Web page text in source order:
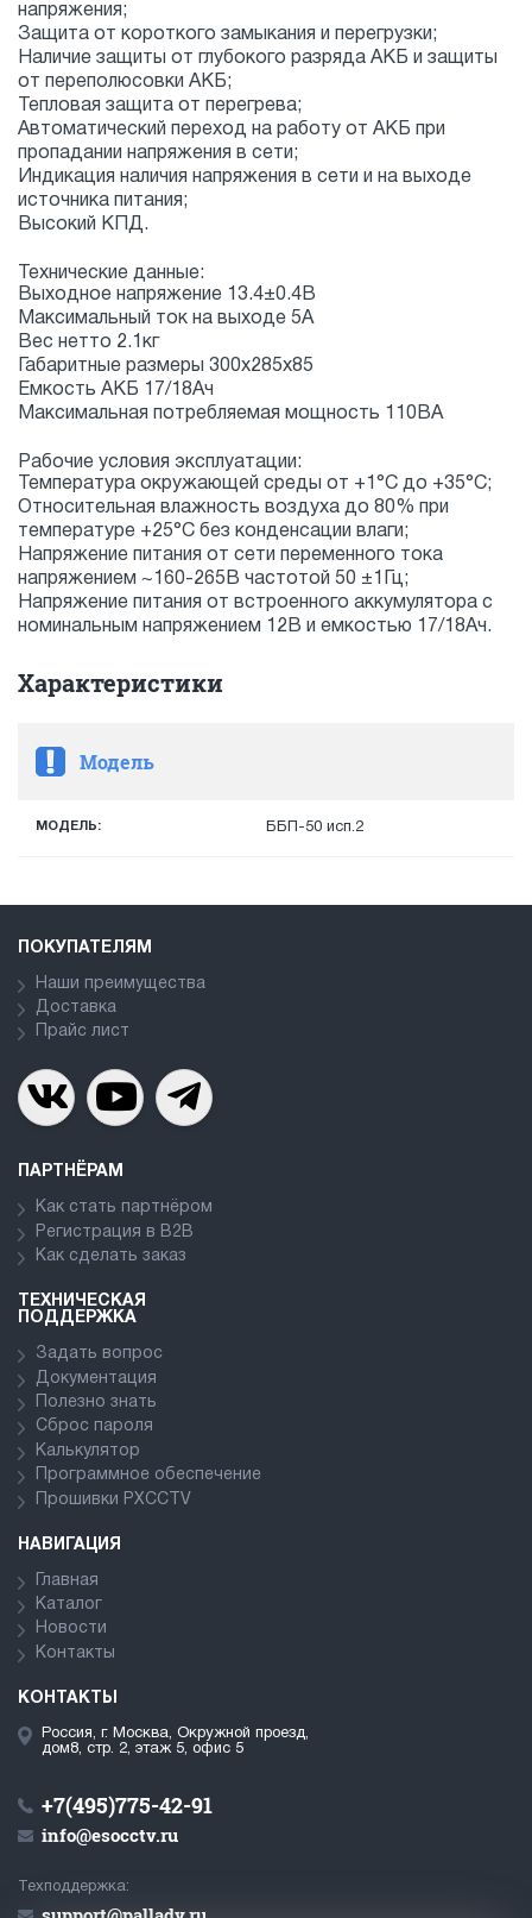
напряжения;
Защита от короткого замыкания и перегрузки;
Наличие защиты от глубокого разряда АКБ и защиты
от переполюсовки АКБ;
Тепловая защита от перегрева;
Автоматический переход на работу от АКБ при
пропадании напряжения в сети;
Индикация наличия напряжения в сети и на выходе
источника питания;
Высокий КПД.
Технические данные:
Выходное напряжение 13.4±0.4В
Максимальный ток на выходе 5А
Вес нетто 2.1кг
Габаритные размеры 300х285х85
Емкость АКБ 17/18Ач
Максимальная потребляемая мощность 110ВА
Рабочие условия эксплуатации:
Температура окружающей среды от +1°С до +35°С;
Относительная влажность воздуха до 80% при
температуре +25°С без конденсации влаги;
Напряжение питания от сети переменного тока
напряжением ~160-265В частотой 50 ±1Гц;
Напряжение питания от встроенного аккумулятора с
номинальным напряжением 12В и емкостью 17/18Ач.
Характеристики
Модель
МОДЕЛЬ: ББП-50 исп.2
ПОКУПАТЕЛЯМ
Наши преимущества
Доставка
Прайс лист
ПАРТНЁРАМ
Как стать партнёром
Регистрация в В2В
Как сделать заказ
ТЕХНИЧЕСКАЯ
ПОДДЕРЖКА
Задать вопрос
Документация
Полезно знать
Сброс пароля
Калькулятор
Программное обеспечение
Прошивки PXCCTV
НАВИГАЦИЯ
Главная
Каталог
Новости
Контакты
КОНТАКТЫ
Россия, г. Москва, Окружной проезд,
дом8, стр. 2, этаж 5, офис 5
+7(495)775-42-91
info@esocctv.ru
Техподдержка: